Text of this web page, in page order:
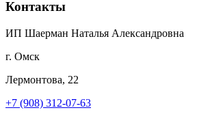
Контакты
ИП Шаерман Наталья Александровна
г. Омск
Лермонтова, 22
+7 (908) 312-07-63